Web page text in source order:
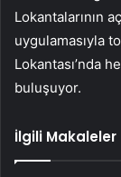
Lokantalarının
uygulamasıyla
Lokantası’nda
buluşuyor.
İlgili Makaleler